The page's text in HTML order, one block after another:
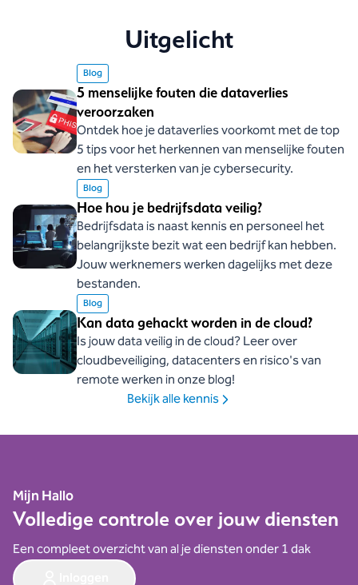
Uitgelicht
Blog
5 menselijke fouten die dataverlies
veroorzaken
Ontdek hoe je dataverlies voorkomt met de top
5 tips voor het herkennen van menselijke fouten
en het versterken van je cybersecurity.
Blog
Hoe hou je bedrijfsdata veilig?
Bedrijfsdata is naast kennis en personeel het
belangrijkste bezit wat een bedrijf kan hebben.
Jouw werknemers werken dagelijks met deze
bestanden.
Blog
Kan data gehackt worden in de cloud?
Is jouw data veilig in de cloud? Leer over
cloudbeveiliging, datacenters en risico's van
remote werken in onze blog!
Bekijk alle kennis
Mijn Hallo
Volledige controle over jouw diensten
Een compleet overzicht van al je diensten onder 1 dak